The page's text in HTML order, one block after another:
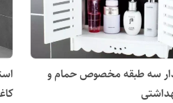
سه طبقه مخصوص حمام و